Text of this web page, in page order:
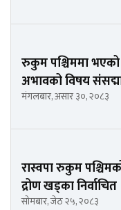
रुकुम पश्चिममा
अभावको विषय
मंगलबार, असार ३०, २०८३
रास्वपा रुकुम
द्रोण खड्का निर्वाचित
सोमबार, जेठ २५, २०८३